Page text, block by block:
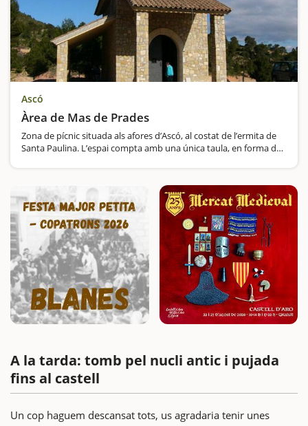
Ascó
Àrea de Mas de Prades
Zona de pícnic situada als afores d’Ascó, al costat de l’ermita de
Santa Paulina. L’espai compta amb una única taula, en forma de
A la tarda: tomb pel nucli antic i pujada
fins al castell
Un cop haguem descansat tots, us agradaria tenir unes